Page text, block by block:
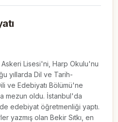
Lisesi'ni, Harp Okulu'nu
yıllarda Dil ve Tarih-
ve Edebiyatı Bölümü'ne
mezun oldu. İstanbul'da
edebiyat öğretmenliği yaptı.
yazmış olan Bekir Sıtkı, en